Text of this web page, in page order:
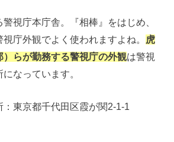
視庁本庁舎。『相棒』をはじめ、
庁外観でよく使われますよね。 虎
）らが勤務する警視庁の外観は警視
なっています。
：東京都千代田区霞が関2-1-1